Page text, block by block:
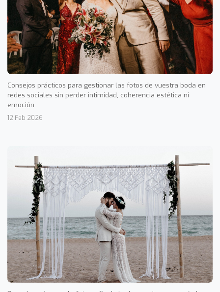
Consejos prácticos para gestionar las fotos de vuestra boda en
redes sociales sin perder intimidad, coherencia estética ni
emoción.
12 Feb 2026